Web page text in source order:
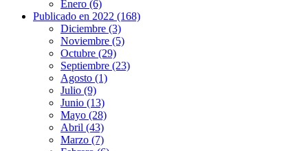
Enero (6)
Publicado en 2022 (168)
Diciembre (3)
Noviembre (5)
Octubre (29)
Septiembre (23)
Agosto (1)
Julio (9)
Junio (13)
Mayo (28)
Abril (43)
Marzo (7)